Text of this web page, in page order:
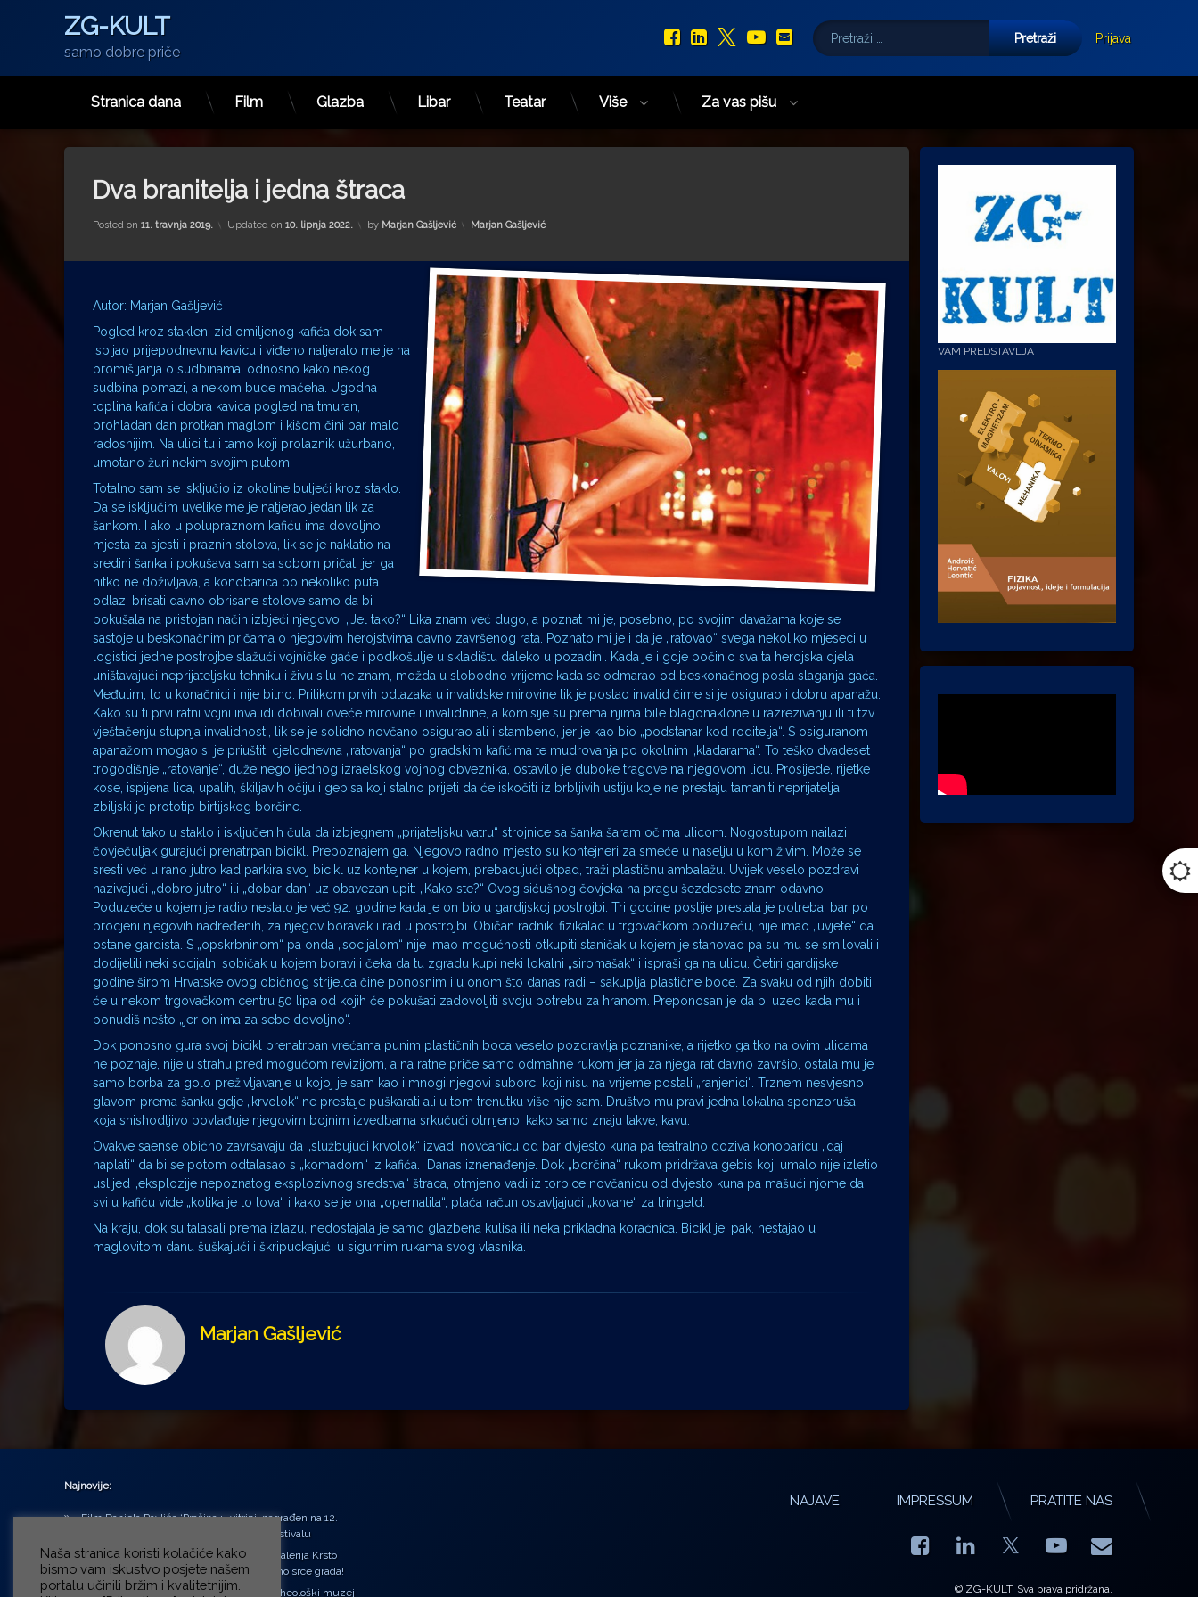
Preskoči
ZG-KULT
samo dobre priče
Facebook
LinkedIn
X.com
YouTube
E-mail
Pretraži:
Prijava
Stranica dana Film Glazba Libar Teatar Više Za vas pišu
Dva branitelja i jedna štraca
Posted on 11. travnja 2019. Updated on 10. lipnja 2022. by Marjan Gašljević Kategorije:
Marjan Gašljević
Autor: Marjan Gašljević
Pogled kroz stakleni zid omiljenog kafića dok sam
ispijao prijepodnevnu kavicu i viđeno natjeralo me je na
promišljanja o sudbinama, odnosno kako nekog
sudbina pomazi, a nekom bude maćeha. Ugodna
toplina kafića i dobra kavica pogled na tmuran,
prohladan dan protkan maglom i kišom čini bar malo
radosnijim. Na ulici tu i tamo koji prolaznik užurbano,
umotano žuri nekim svojim putom.
Totalno sam se isključio iz okoline buljeći kroz staklo.
Da se isključim uvelike me je natjerao jedan lik za
šankom. I ako u polupraznom kafiću ima dovoljno
mjesta za sjesti i praznih stolova, lik se je naklatio na
sredini šanka i pokušava sam sa sobom pričati jer ga
nitko ne doživljava, a konobarica po nekoliko puta
odlazi brisati davno obrisane stolove samo da bi
pokušala na pristojan način izbjeći njegovo: „Jel tako?“ Lika znam već dugo, a poznat mi je, posebno, po svojim davažama koje se
sastoje u beskonačnim pričama o njegovim herojstvima davno završenog rata. Poznato mi je i da je „ratovao“ svega nekoliko mjeseci u
logistici jedne postrojbe slažući vojničke gaće i podkošulje u skladištu daleko u pozadini. Kada je i gdje počinio sva ta herojska djela
uništavajući neprijateljsku tehniku i živu silu ne znam, možda u slobodno vrijeme kada se odmarao od beskonačnog posla slaganja gaća.
Međutim, to u konačnici i nije bitno. Prilikom prvih odlazaka u invalidske mirovine lik je postao invalid čime si je osigurao i dobru apanažu.
Kako su ti prvi ratni vojni invalidi dobivali oveće mirovine i invalidnine, a komisije su prema njima bile blagonaklone u razrezivanju ili ti tzv.
vještačenju stupnja invalidnosti, lik se je solidno novčano osigurao ali i stambeno, jer je kao bio „podstanar kod roditelja“. S osiguranom
apanažom mogao si je priuštiti cjelodnevna „ratovanja“ po gradskim kafićima te mudrovanja po okolnim „kladarama“. To teško dvadeset
trogodišnje „ratovanje“, duže nego ijednog izraelskog vojnog obveznika, ostavilo je duboke tragove na njegovom licu. Prosijede, rijetke
kose, ispijena lica, upalih, škiljavih očiju i gebisa koji stalno prijeti da će iskočiti iz brbljivih ustiju koje ne prestaju tamaniti neprijatelja
zbiljski je prototip birtijskog borčine.
Okrenut tako u staklo i isključenih čula da izbjegnem „prijateljsku vatru“ strojnice sa šanka šaram očima ulicom. Nogostupom nailazi
čovječuljak gurajući prenatrpan bicikl. Prepoznajem ga. Njegovo radno mjesto su kontejneri za smeće u naselju u kom živim. Može se
sresti već u rano jutro kad parkira svoj bicikl uz kontejner u kojem, prebacujući otpad, traži plastičnu ambalažu. Uvijek veselo pozdravi
nazivajući „dobro jutro“ ili „dobar dan“ uz obavezan upit: „Kako ste?“ Ovog sićušnog čovjeka na pragu šezdesete znam odavno.
Poduzeće u kojem je radio nestalo je već 92. godine kada je on bio u gardijskoj postrojbi. Tri godine poslije prestala je potreba, bar po
procjeni njegovih nadređenih, za njegov boravak i rad u postrojbi. Običan radnik, fizikalac u trgovačkom poduzeću, nije imao „uvjete“ da
ostane gardista. S „opskrbninom“ pa onda „socijalom“ nije imao mogućnosti otkupiti staničak u kojem je stanovao pa su mu se smilovali i
dodijelili neki socijalni sobičak u kojem boravi i čeka da tu zgradu kupi neki lokalni „siromašak“ i ispraši ga na ulicu. Četiri gardijske
godine širom Hrvatske ovog običnog strijelca čine ponosnim i u onom što danas radi – sakuplja plastične boce. Za svaku od njih dobiti
će u nekom trgovačkom centru 50 lipa od kojih će pokušati zadovoljiti svoju potrebu za hranom. Preponosan je da bi uzeo kada mu i
ponudiš nešto „jer on ima za sebe dovoljno“.
Dok ponosno gura svoj bicikl prenatrpan vrećama punim plastičnih boca veselo pozdravlja poznanike, a rijetko ga tko na ovim ulicama
ne poznaje, nije u strahu pred mogućom revizijom, a na ratne priče samo odmahne rukom jer ja za njega rat davno završio, ostala mu je
samo borba za golo preživljavanje u kojoj je sam kao i mnogi njegovi suborci koji nisu na vrijeme postali „ranjenici“. Trznem nesvjesno
glavom prema šanku gdje „krvolok“ ne prestaje puškarati ali u tom trenutku više nije sam. Društvo mu pravi jedna lokalna sponzoruša
koja snishodljivo povlađuje njegovim bojnim izvedbama srkućući otmjeno, kako samo znaju takve, kavu.
Ovakve saense obično završavaju da „službujući krvolok“ izvadi novčanicu od bar dvjesto kuna pa teatralno doziva konobaricu „daj
naplati“ da bi se potom odtalasao s „komadom“ iz kafića. Danas iznenađenje. Dok „borčina“ rukom pridržava gebis koji umalo nije izletio
uslijed „eksplozije nepoznatog eksplozivnog sredstva“ štraca, otmjeno vadi iz torbice novčanicu od dvjesto kuna pa mašući njome da
svi u kafiću vide „kolika je to lova“ i kako se je ona „opernatila“, plaća račun ostavljajući „kovane“ za tringeld.
Na kraju, dok su talasali prema izlazu, nedostajala je samo glazbena kulisa ili neka prikladna koračnica. Bicikl je, pak, nestajao u
maglovitom danu šuškajući i škripuckajući u sigurnim rukama svog vlasnika.
Marjan Gašljević
VAM PREDSTAVLJA :
Najnovije:
Film Daniela Pavlića ‘Prašina u vitrini’ nagrađen na 12.
Green Montenegro International Film Festivalu
U središtu Petrinje otvorena obnovljena Galerija Krsto
Hegedušić: Kultura vraćena kući, u samo srce grada!
Od petka do nedjelje (31.7. – 2.8.2026.) Arheološki muzej
NAJAVE IMPRESSUM PRATITE NAS
Facebook
LinkedIn YouTube
E-mail
© ZG-KULT. Sva prava pridržana.
Naša stranica koristi kolačiće kako
bismo vam iskustvo posjete našem
portalu učinili bržim i kvalitetnijim.